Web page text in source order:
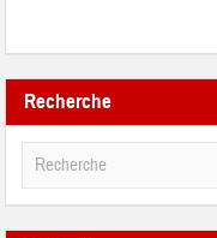
Recherche